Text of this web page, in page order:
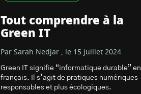
Tout comprendre à la
Green IT
Par Sarah Nedjar , le 15 juillet 2024
Green IT signifie “informatique durable” en
français. Il s’agit de pratiques numériques
responsables et plus écologiques.